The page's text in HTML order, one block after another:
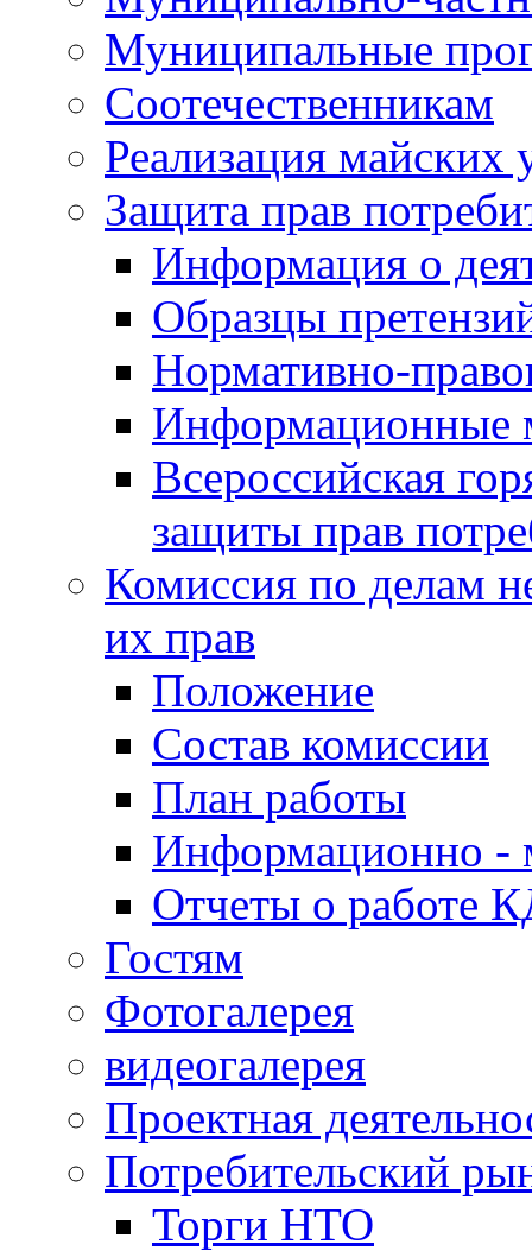
Муниципальные
Соотечественникам
Реализация майских
Защита прав
Информация о
Образцы
Нормативно-
Информационные
Всероссийская
защиты прав
Комиссия по делам
их прав
Положение
Состав комиссии
План работы
Информационно -
Отчеты о работе
Гостям
Фотогалерея
видеогалерея
Проектная
Потребительский
Торги НТО